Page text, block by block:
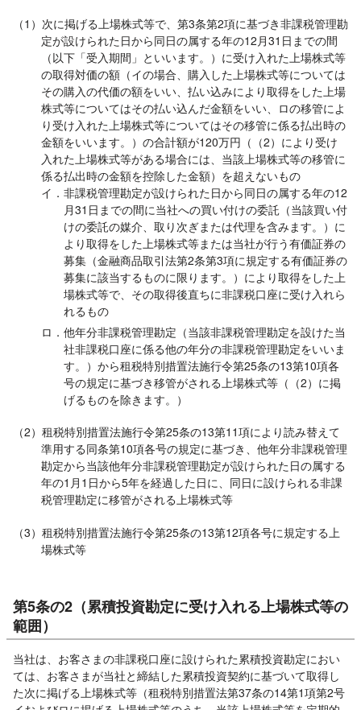
（1）次に掲げる上場株式等で、第3条第2項に基づき非課税管理勘
定が設けられた日から同日の属する年の12月31日までの間
（以下「受入期間」といいます。）に受け入れた上場株式等
の取得対価の額（イの場合、購入した上場株式等については
その購入の代価の額をいい、払い込みにより取得をした上場
株式等についてはその払い込んだ金額をいい、ロの移管によ
り受け入れた上場株式等についてはその移管に係る払出時の
金額をいいます。）の合計額が120万円（（2）により受け
入れた上場株式等がある場合には、当該上場株式等の移管に
係る払出時の金額を控除した金額）を超えないもの
イ．非課税管理勘定が設けられた日から同日の属する年の12
月31日までの間に当社への買い付けの委託（当該買い付
けの委託の媒介、取り次ぎまたは代理を含みます。）に
より取得をした上場株式等または当社が行う有価証券の
募集（金融商品取引法第2条第3項に規定する有価証券の
募集に該当するものに限ります。）により取得をした上
場株式等で、その取得後直ちに非課税口座に受け入れら
れるもの
ロ．他年分非課税管理勘定（当該非課税管理勘定を設けた当
社非課税口座に係る他の年分の非課税管理勘定をいいま
す。）から租税特別措置法施行令第25条の13第10項各
号の規定に基づき移管がされる上場株式等（（2）に掲
げるものを除きます。）
（2）租税特別措置法施行令第25条の13第11項により読み替えて
準用する同条第10項各号の規定に基づき、他年分非課税管理
勘定から当該他年分非課税管理勘定が設けられた日の属する
年の1月1日から5年を経過した日に、同日に設けられる非課
税管理勘定に移管がされる上場株式等
（3）租税特別措置法施行令第25条の13第12項各号に規定する上
場株式等
第5条の2（累積投資勘定に受け入れる上場株式等の
範囲）
当社は、お客さまの非課税口座に設けられた累積投資勘定におい
ては、お客さまが当社と締結した累積投資契約に基づいて取得し
た次に掲げる上場株式等（租税特別措置法第37条の14第1項第2号